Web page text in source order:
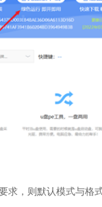
，则默认模式与格